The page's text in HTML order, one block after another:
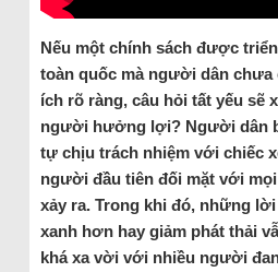
Nếu một chính sách được
toàn quốc mà người dân
ích rõ ràng, câu hỏi tất yếu sẽ
người hưởng lợi? Người dân
tự chịu trách nhiệm với chiếc
người đầu tiên đối mặt với
xảy ra. Trong khi đó, những
xanh hơn hay giảm phát thải
khá xa vời với nhiều người